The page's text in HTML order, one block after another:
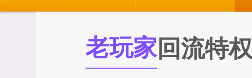
老玩家回流特权